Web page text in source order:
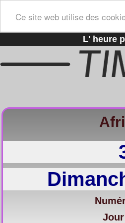
Ce site web utilise des
L' heure